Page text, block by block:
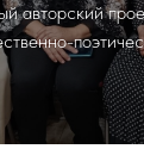
авторский